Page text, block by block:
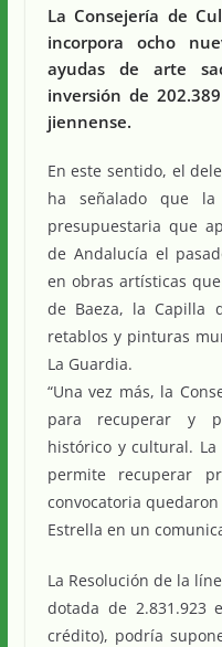
La Consejería de
incorpora ocho
ayudas de arte
inversión de
jiennense.
En este sentido, el
ha señalado que
presupuestaria que
de Andalucía el
en obras artísticas
de Baeza, la Capilla
retablos y pinturas
La Guardia.
“Una vez más, la
para recuperar y
histórico y cultural.
permite recuperar
convocatoria
Estrella en un
La Resolución de la
dotada de 2.831.923
crédito), podría